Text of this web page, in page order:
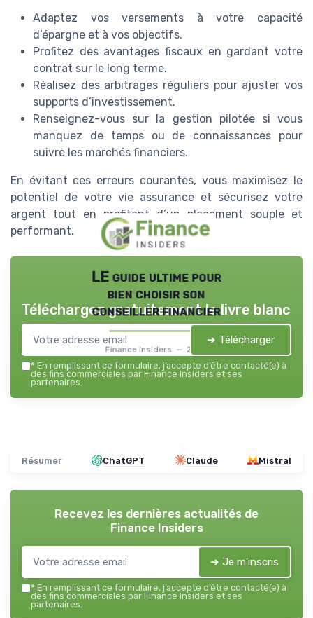
Adaptez vos versements à votre capacité
d’épargne et à vos objectifs.
Profitez des avantages fiscaux en gardant votre
contrat sur le long terme.
Réalisez des arbitrages réguliers pour ajuster vos
supports d’investissement.
Renseignez-vous sur la gestion pilotée si vous
manquez de temps ou de connaissances pour
suivre les marchés financiers.
En évitant ces erreurs courantes, vous maximisez le
potentiel de votre vie assurance et sécurisez votre
argent tout en profitant d’un placement souple et
performant.
LE guide ultime pour
bien choisir son
conseiller financier
Finance Insiders — 2026
Téléchargez gratuitement le livre blanc
➔ Télécharger
* En remplissant ce formulaire, j’accepte d’être contacté(e) à
des fins commerciales par Finance Insiders et ses
partenaires.
Résumer ChatGPT Claude Mistral
Recevez les dernières actualités de
Finance Insiders
➔ Je m'inscris
* En remplissant ce formulaire, j’accepte d’être contacté(e) à
des fins commerciales par Finance Insiders et ses
partenaires.